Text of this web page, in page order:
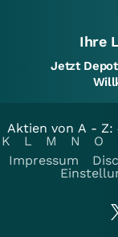
Ihre
Jetzt Depot
Aktien von A - Z:
K
L M N O
Impressum